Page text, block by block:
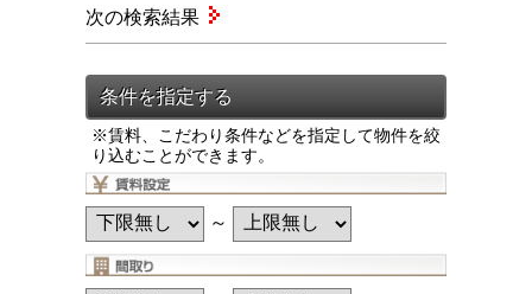
※賃料、こだわり条件などを指定して物件を絞
り込むことができます。
～